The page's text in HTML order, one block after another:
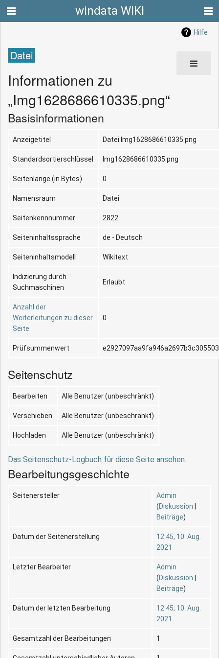
windata WIKI
Hilfe
Datei
Informationen zu
„Img1628686610335.png“
Basisinformationen
Anzeigetitel Datei:Img1628686610335.png
Standardsortierschlüssel Img1628686610335.png
Seitenlänge (in Bytes) 0
Namensraum Datei
Seitenkennnummer 2822
Seiteninhaltssprache de - Deutsch
Seiteninhaltsmodell Wikitext
Indizierung durch
Suchmaschinen
Erlaubt
Anzahl der
Weiterleitungen zu dieser
Seite
0
Prüfsummenwert
Seitenschutz
Bearbeiten Alle Benutzer (unbeschränkt)
Verschieben Alle Benutzer (unbeschränkt)
Hochladen Alle Benutzer (unbeschränkt)
Das Seitenschutz-Logbuch für diese Seite ansehen.
Bearbeitungsgeschichte
Seitenersteller
Admin
(Diskussion
Beiträge)
Datum der Seitenerstellung
12:45, 10. Aug.
2021
Letzter Bearbeiter
Admin
(Diskussion
Beiträge)
Datum der letzten Bearbeitung
12:45, 10. Aug.
2021
Gesamtzahl der Bearbeitungen 1